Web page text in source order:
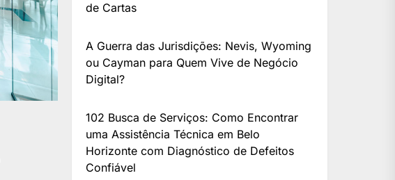
de Cartas
A Guerra das Jurisdições: Nevis, Wyoming
ou Cayman para Quem Vive de Negócio
Digital?
102 Busca de Serviços: Como Encontrar
uma Assistência Técnica em Belo
Horizonte com Diagnóstico de Defeitos
Confiável